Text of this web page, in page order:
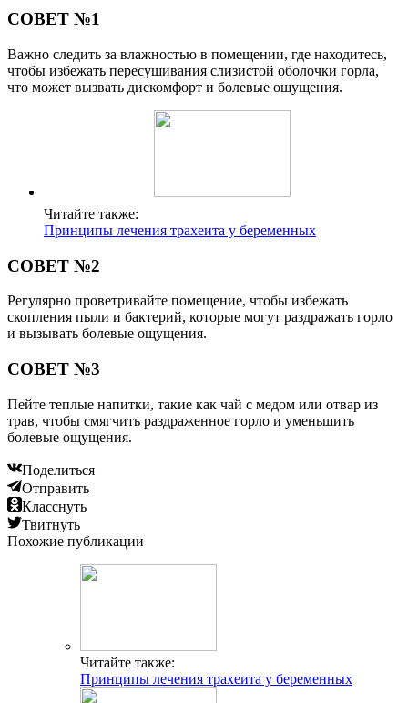
СОВЕТ №1
Важно следить за влажностью в помещении, где находитесь,
чтобы избежать пересушивания слизистой оболочки горла,
что может вызвать дискомфорт и болевые ощущения.
Читайте также:
Принципы лечения трахеита у беременных
СОВЕТ №2
Регулярно проветривайте помещение, чтобы избежать
скопления пыли и бактерий, которые могут раздражать горло
и вызывать болевые ощущения.
СОВЕТ №3
Пейте теплые напитки, такие как чай с медом или отвар из
трав, чтобы смягчить раздраженное горло и уменьшить
болевые ощущения.
Поделиться
Отправить
Класснуть
Твитнуть
Похожие публикации
Читайте также:
Принципы лечения трахеита у беременных